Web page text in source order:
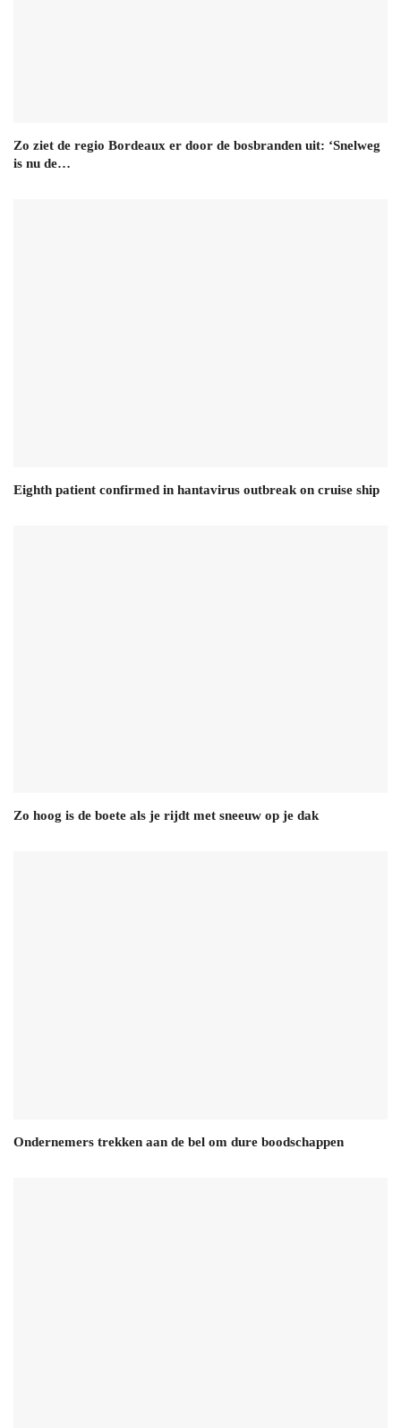
Zo ziet de regio Bordeaux er door de bosbranden uit: ‘Snelweg
is nu de…
Eighth patient confirmed in hantavirus outbreak on cruise ship
Zo hoog is de boete als je rijdt met sneeuw op je dak
Ondernemers trekken aan de bel om dure boodschappen